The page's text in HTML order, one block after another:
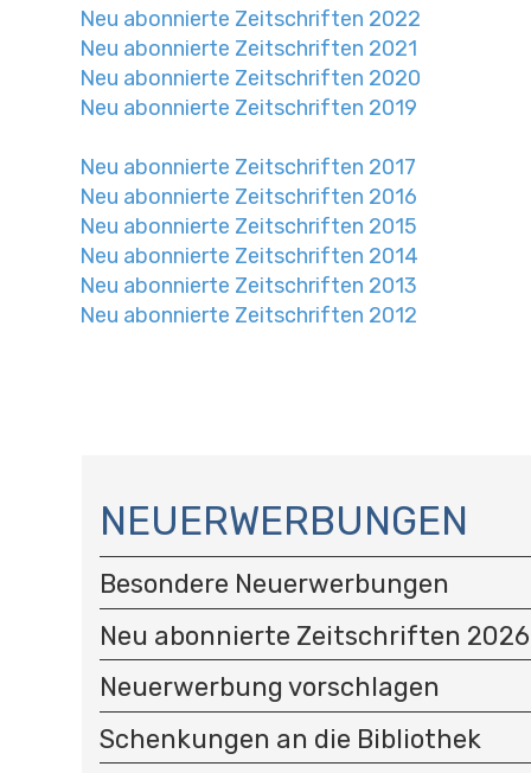
Neu abonnierte Zeitschriften 2022
Neu abonnierte Zeitschriften 2021
Neu abonnierte Zeitschriften 2020
Neu abonnierte Zeitschriften 2019
Neu abonnierte Zeitschriften 2017
Neu abonnierte Zeitschriften 2016
Neu abonnierte Zeitschriften 2015
Neu abonnierte Zeitschriften 2014
Neu abonnierte Zeitschriften 2013
Neu abonnierte Zeitschriften 2012
A
V
I
G
A
T
I
O
N
NEUERWERBUNGEN
Besondere Neuerwerbungen
Neu abonnierte Zeitschriften 2026
Neuerwerbung vorschlagen
Schenkungen an die Bibliothek